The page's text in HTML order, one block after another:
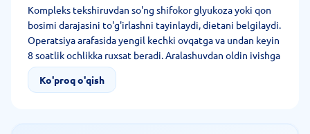
Kompleks tekshiruvdan so'ng shifokor glyukoza yoki qon
bosimi darajasini to'g'irlashni tayinlaydi, dietani belgilaydi.
Operatsiya arafasida yengil kechki ovqatga va undan keyin
8 soatlik ochlikka ruxsat beradi. Aralashuvdan oldin ivishga
javobgar dorilar olib tashlanadi.
Ko'proq o'qish